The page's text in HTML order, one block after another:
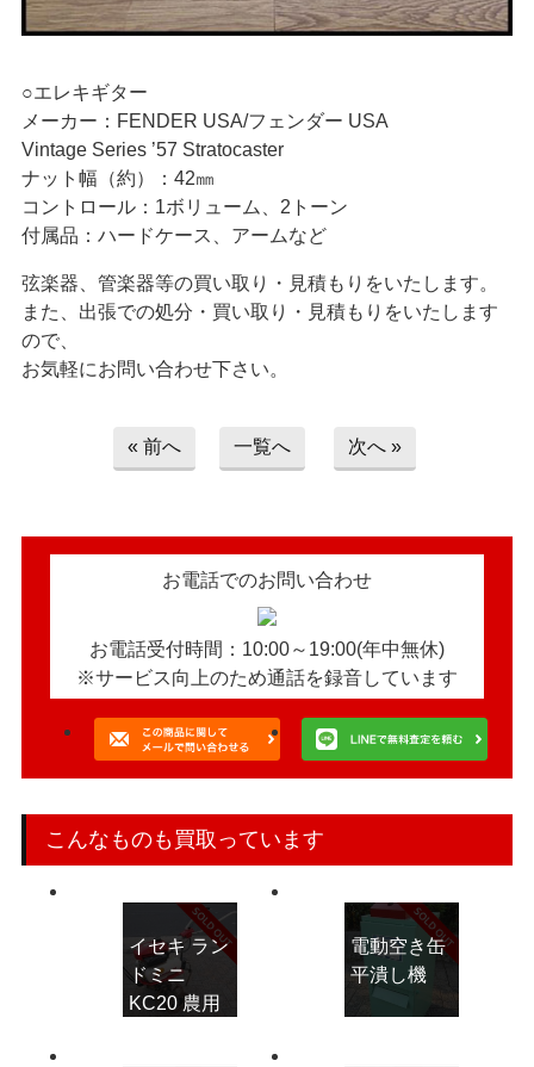
○エレキギター
メーカー：FENDER USA/フェンダー USA
Vintage Series ’57 Stratocaster
ナット幅（約）：42㎜
コントロール：1ボリューム、2トーン
付属品：ハードケース、アームなど
弦楽器、管楽器等の買い取り・見積もりをいたします。
また、出張での処分・買い取り・見積もりをいたします
ので、
お気軽にお問い合わせ下さい。
« 前へ 一覧へ 次へ »
お電話でのお問い合わせ
お電話受付時間：10:00～19:00(年中無休)
※サービス向上のため通話を録音しています
こんなものも買取っています
イセキ ラン
ドミニ
KC20 農用
電動空き缶
平潰し機
> 骨董品・古美術品の査定
> お問い合わせ
> プライバシーポリシー